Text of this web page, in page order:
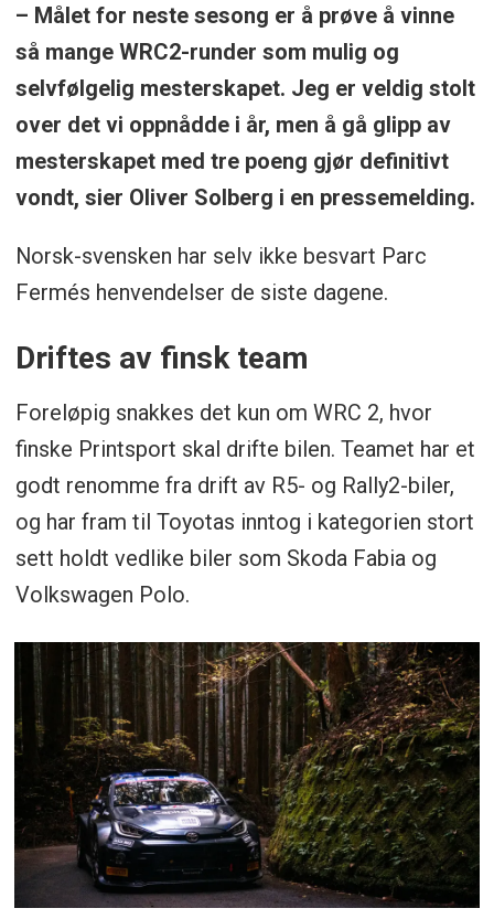
– Målet for neste sesong er å prøve å vinne
så mange WRC2-runder som mulig og
selvfølgelig mesterskapet. Jeg er veldig stolt
over det vi oppnådde i år, men å gå glipp av
mesterskapet med tre poeng gjør definitivt
vondt, sier Oliver Solberg i en pressemelding.
Norsk-svensken har selv ikke besvart Parc
Fermés henvendelser de siste dagene.
Driftes av finsk team
Foreløpig snakkes det kun om WRC 2, hvor
finske Printsport skal drifte bilen. Teamet har et
godt renomme fra drift av R5- og Rally2-biler,
og har fram til Toyotas inntog i kategorien stort
sett holdt vedlike biler som Skoda Fabia og
Volkswagen Polo.